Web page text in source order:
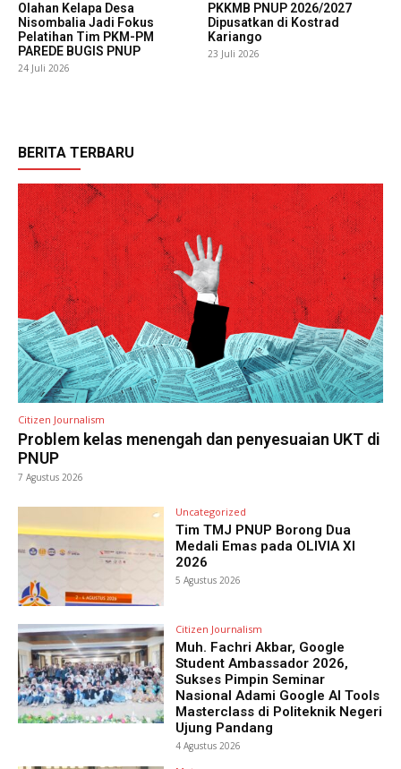
Olahan Kelapa Desa
Nisombalia Jadi Fokus
Pelatihan Tim PKM-PM
PAREDE BUGIS PNUP
24 Juli 2026
PKKMB PNUP 2026/2027
Dipusatkan di Kostrad
Kariango
23 Juli 2026
BERITA TERBARU
Citizen Journalism
Problem kelas menengah dan penyesuaian UKT di
PNUP
7 Agustus 2026
Uncategorized
Tim TMJ PNUP Borong Dua
Medali Emas pada OLIVIA XI
2026
5 Agustus 2026
Citizen Journalism
Muh. Fachri Akbar, Google
Student Ambassador 2026,
Sukses Pimpin Seminar
Nasional Adami Google AI Tools
Masterclass di Politeknik Negeri
Ujung Pandang
4 Agustus 2026